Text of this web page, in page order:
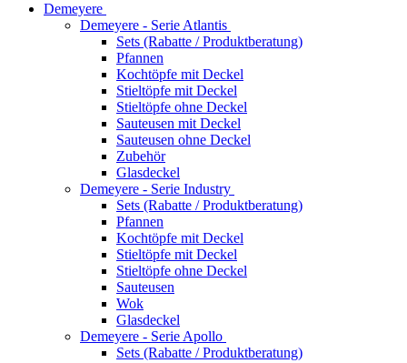
Demeyere
Demeyere - Serie Atlantis
Sets (Rabatte / Produktberatung)
Pfannen
Kochtöpfe mit Deckel
Stieltöpfe mit Deckel
Stieltöpfe ohne Deckel
Sauteusen mit Deckel
Sauteusen ohne Deckel
Zubehör
Glasdeckel
Demeyere - Serie Industry
Sets (Rabatte / Produktberatung)
Pfannen
Kochtöpfe mit Deckel
Stieltöpfe mit Deckel
Stieltöpfe ohne Deckel
Sauteusen
Wok
Glasdeckel
Demeyere - Serie Apollo
Sets (Rabatte / Produktberatung)